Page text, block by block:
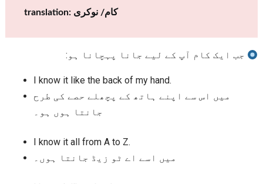
translation: کام/ نوکری
جب ایک کام آپ کے لیے جانا پہچانا ہو:
I know it like the back of my hand.
میں اس سے اپنے ہاتھ کے پچھلے حصے کی طرح
جانتا ہوں ہو۔
I know it all from A to Z.
میں اسے اے ٹو زیڈ جانتا ہوں۔